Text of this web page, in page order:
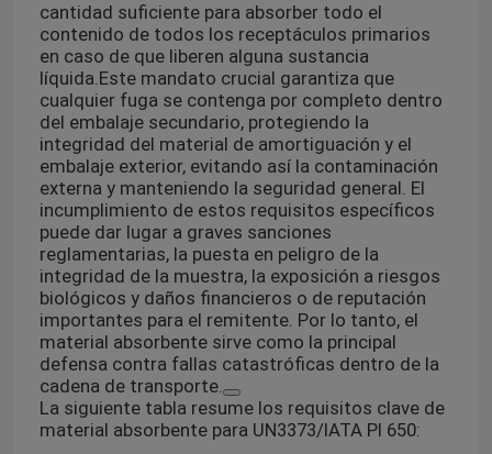
cantidad suficiente para absorber todo el
contenido de todos los receptáculos primarios
en caso de que liberen alguna sustancia
líquida.Este mandato crucial garantiza que
cualquier fuga se contenga por completo dentro
del embalaje secundario, protegiendo la
integridad del material de amortiguación y el
embalaje exterior, evitando así la contaminación
externa y manteniendo la seguridad general. El
incumplimiento de estos requisitos específicos
puede dar lugar a graves sanciones
reglamentarias, la puesta en peligro de la
integridad de la muestra, la exposición a riesgos
biológicos y daños financieros o de reputación
importantes para el remitente. Por lo tanto, el
material absorbente sirve como la principal
defensa contra fallas catastróficas dentro de la
cadena de transporte.
La siguiente tabla resume los requisitos clave de
material absorbente para UN3373/IATA PI 650: